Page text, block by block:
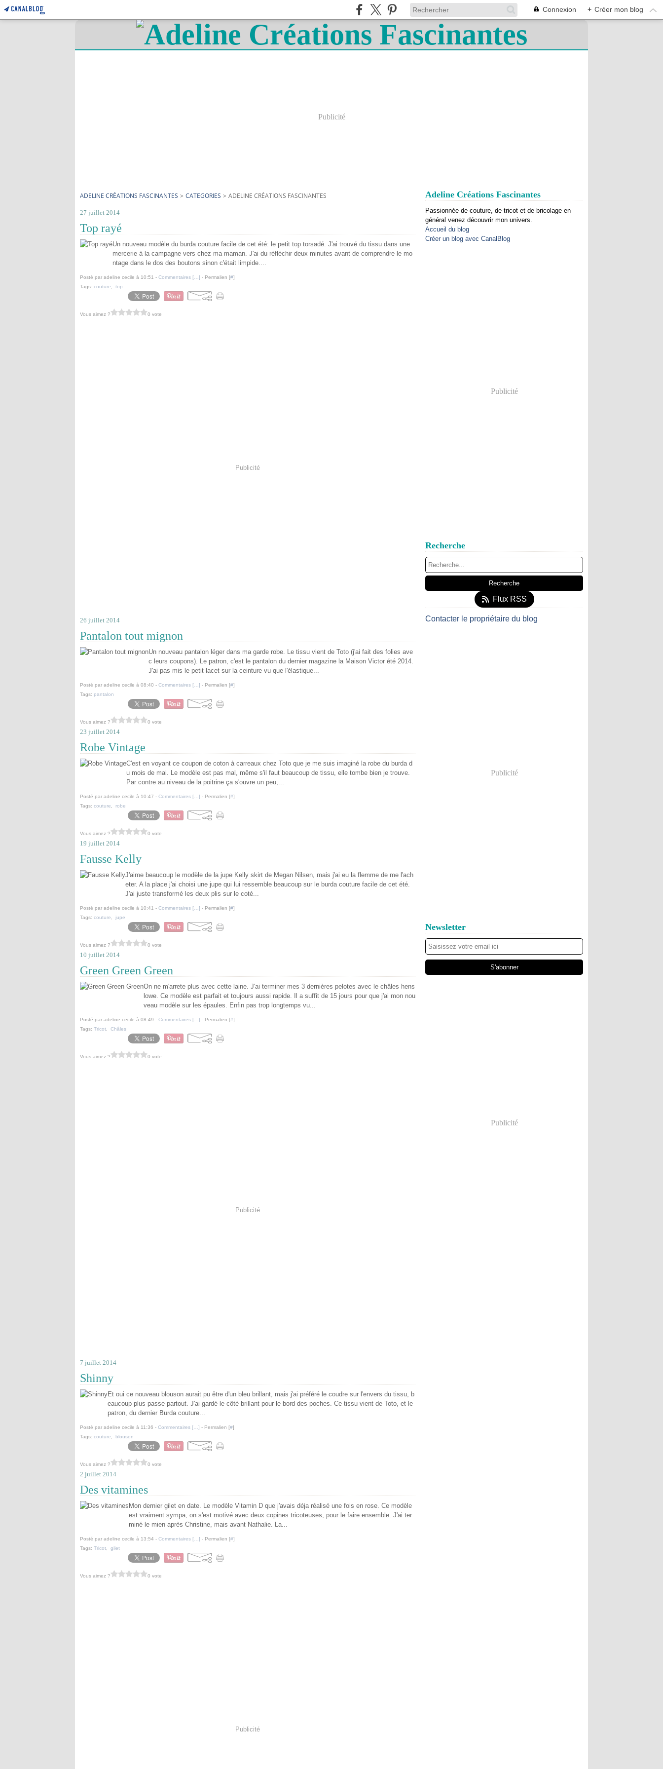
Connexion + Créer mon blog
Publicité
ADELINE CRÉATIONS FASCINANTES > CATEGORIES > ADELINE CRÉATIONS FASCINANTES
27 juillet 2014
Top rayé
Un nouveau modèle du burda couture facile de cet été: le petit top torsadé. J'ai trouvé du tissu dans une
mercerie à la campagne vers chez ma maman. J'ai du réfléchir deux minutes avant de comprendre le mo
ntage dans le dos des boutons sinon c'était limpide....
Posté par adeline cecile à 10:51 - Commentaires [ ] - Permalien [#]
Tags: couture top
Vous aimez ? 0 vote
Publicité
26 juillet 2014
Pantalon tout mignon
Un nouveau pantalon léger dans ma garde robe. Le tissu vient de Toto (j'ai fait des folies ave
c leurs coupons). Le patron, c'est le pantalon du dernier magazine la Maison Victor été 2014.
J'ai pas mis le petit lacet sur la ceinture vu que l'élastique...
Posté par adeline cecile à 08:40 - Commentaires [ ] - Permalien [#]
Tags: pantalon
Vous aimez ? 0 vote
23 juillet 2014
Robe Vintage
C'est en voyant ce coupon de coton à carreaux chez Toto que je me suis imaginé la robe du burda d
u mois de mai. Le modèle est pas mal, même s'il faut beaucoup de tissu, elle tombe bien je trouve.
Par contre au niveau de la poitrine ça s'ouvre un peu,...
Posté par adeline cecile à 10:47 - Commentaires [ ] - Permalien [#]
Tags: couture robe
Vous aimez ? 0 vote
19 juillet 2014
Fausse Kelly
J'aime beaucoup le modèle de la jupe Kelly skirt de Megan Nilsen, mais j'ai eu la flemme de me l'ach
eter. A la place j'ai choisi une jupe qui lui ressemble beaucoup sur le burda couture facile de cet été.
J'ai juste transformé les deux plis sur le coté...
Posté par adeline cecile à 10:41 - Commentaires [ ] - Permalien [#]
Tags: couture jupe
Vous aimez ? 0 vote
10 juillet 2014
Green Green Green
On ne m'arrete plus avec cette laine. J'ai terminer mes 3 dernières pelotes avec le châles hens
lowe. Ce modèle est parfait et toujours aussi rapide. Il a suffit de 15 jours pour que j'ai mon nou
veau modèle sur les épaules. Enfin pas trop longtemps vu...
Posté par adeline cecile à 08:49 - Commentaires [ ] - Permalien [#]
Tags: Tricot Châles
Vous aimez ? 0 vote
Publicité
7 juillet 2014
Shinny
Et oui ce nouveau blouson aurait pu être d'un bleu brillant, mais j'ai préféré le coudre sur l'envers du tissu, b
eaucoup plus passe partout. J'ai gardé le côté brillant pour le bord des poches. Ce tissu vient de Toto, et le
patron, du dernier Burda couture...
Posté par adeline cecile à 11:36 - Commentaires [ ] - Permalien [#]
Tags: couture blouson
Vous aimez ? 0 vote
2 juillet 2014
Des vitamines
Mon dernier gilet en date. Le modèle Vitamin D que j'avais déja réalisé une fois en rose. Ce modèle
est vraiment sympa, on s'est motivé avec deux copines tricoteuses, pour le faire ensemble. J'ai ter
miné le mien après Christine, mais avant Nathalie. La...
Posté par adeline cecile à 13:54 - Commentaires [ ] - Permalien [#]
Tags: Tricot gilet
Vous aimez ? 0 vote
Publicité
Adeline Créations Fascinantes
Passionnée de couture, de tricot et de bricolage en
général venez découvrir mon univers.
Accueil du blog
Créer un blog avec CanalBlog
Publicité
Recherche
Flux RSS
Contacter le propriétaire du blog
Publicité
Newsletter
Publicité